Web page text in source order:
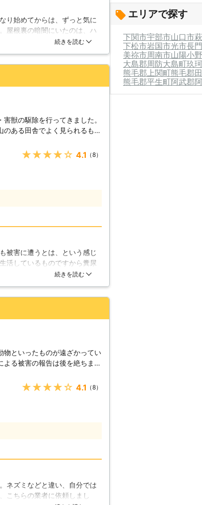
います。イタチ、テンなどの
る害獣駆除専門店の当社に是
り始めてからは、ずっと気に
屋根裏の暗闇にいたのは、ハ
シンを捕獲してもらいまし
続きを読む
獣の駆除を行ってきました。
ある田舎でよく見られるもの
。都会のお家の屋根裏・天井
るのです。そうなってしまっ
を与える害獣はなるべく早め
をお考えの方は、是非当社に
なければなりません。また、糞
農作物を食い荒らし、農家の
ため、害獣はすぐに駆除して
★★★★★ 4.1 （8）
被害に遭うとは、という感じ
活しているものですから糞尿
たから分かったことで、しっ
続きを読む
物といったものが遠ざかってい
る被害の報告は後を絶ちませ
という時に慌てなくて済むで
ると、そこに住んでいた動物
中には、人の住宅を自分の住
害として、足音による騒音が挙
まさ
に駆除することはできませ
★★★★★ 4.1 （8）
ネズミなどと違い、自分では
こちらの業者に依頼しまし
エリアで探す
下関市宇部市山口市
下松市岩国市光市長
美祢市周南市山陽小
大島郡周防大島町玖
熊毛郡上関町熊毛郡
熊毛郡平生町阿武郡